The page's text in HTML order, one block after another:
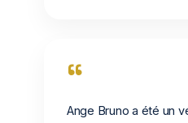
“
Ange Bruno a été un